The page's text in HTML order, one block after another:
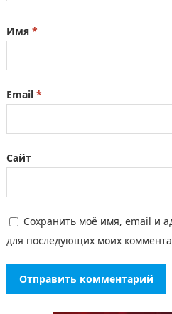
Имя *
Email *
Сайт
Сохранить моё имя, email и
для последующих моих